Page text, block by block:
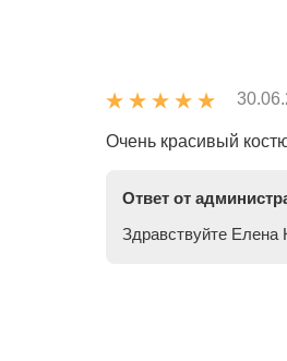
Очень красивый
Ответ от
Здравствуйте Елена